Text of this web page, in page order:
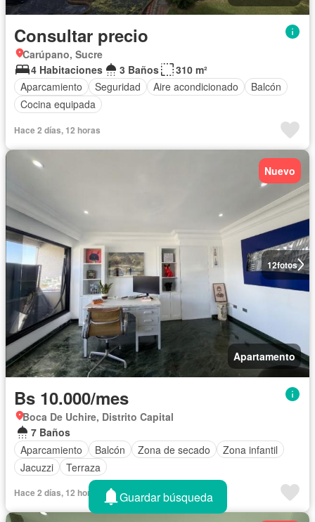
Consultar precio
Carúpano, Sucre
4 Habitaciones
3 Baños
310 m²
Aparcamiento
Seguridad Aire acondicionado
Balcón
Cocina equipada
Hace 2 días, 12 horas
12fotos
Nuevo
Apartamento
Bs 10.000/mes
Boca De Uchire, Distrito Capital
7 Baños
Aparcamiento
Balcón Zona de secado
Zona infantil
Jacuzzi
Terraza
Hace 2 días, 12 horas Guardar búsqueda